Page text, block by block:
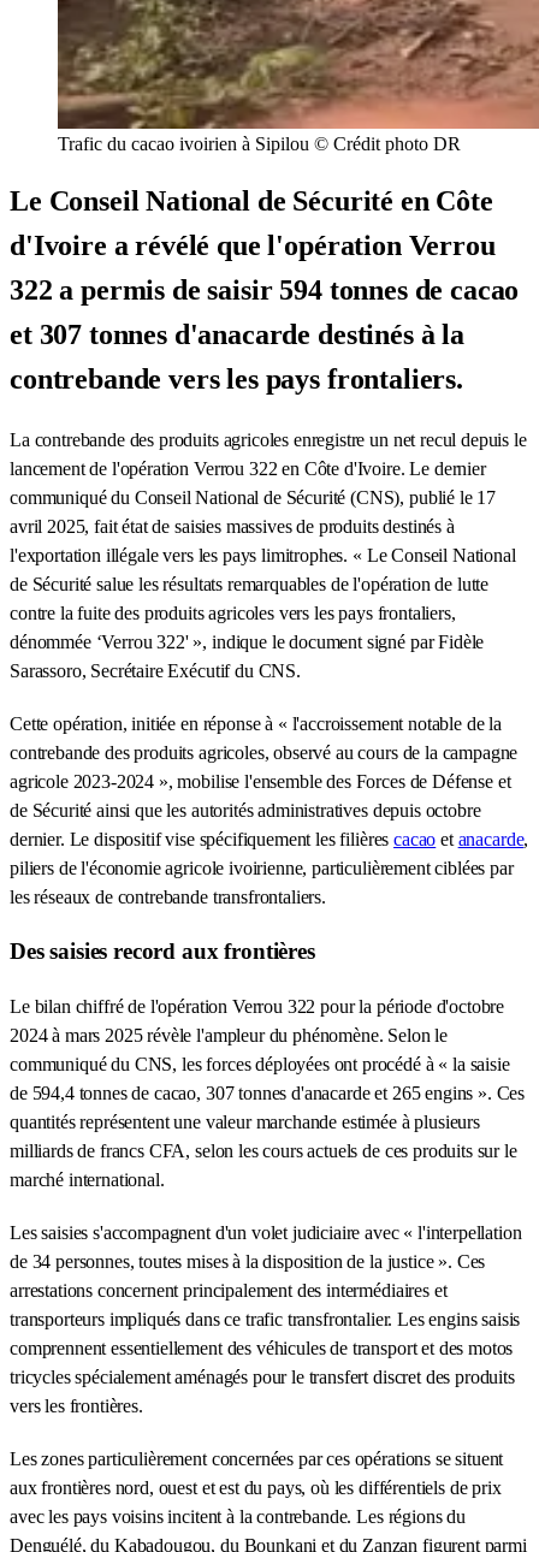
Trafic du cacao ivoirien à Sipilou © Crédit photo DR
Le Conseil National de Sécurité en Côte
d'Ivoire a révélé que l'opération Verrou
322 a permis de saisir 594 tonnes de cacao
et 307 tonnes d'anacarde destinés à la
contrebande vers les pays frontaliers.
La contrebande des produits agricoles enregistre un net recul depuis le
lancement de l'opération Verrou 322 en Côte d'Ivoire. Le dernier
communiqué du Conseil National de Sécurité (CNS), publié le 17
avril 2025, fait état de saisies massives de produits destinés à
l'exportation illégale vers les pays limitrophes. « Le Conseil National
de Sécurité salue les résultats remarquables de l'opération de lutte
contre la fuite des produits agricoles vers les pays frontaliers,
dénommée ‘Verrou 322' », indique le document signé par Fidèle
Sarassoro, Secrétaire Exécutif du CNS.
Cette opération, initiée en réponse à « l'accroissement notable de la
contrebande des produits agricoles, observé au cours de la campagne
agricole 2023-2024 », mobilise l'ensemble des Forces de Défense et
de Sécurité ainsi que les autorités administratives depuis octobre
dernier. Le dispositif vise spécifiquement les filièrescacao et anacarde,
piliers de l'économie agricole ivoirienne, particulièrement ciblées par
les réseaux de contrebande transfrontaliers.
Des saisies record aux frontières
Le bilan chiffré de l'opération Verrou 322 pour la période d'octobre
2024 à mars 2025 révèle l'ampleur du phénomène. Selon le
communiqué du CNS, les forces déployées ont procédé à « la saisie
de 594,4 tonnes de cacao, 307 tonnes d'anacarde et 265 engins ». Ces
quantités représentent une valeur marchande estimée à plusieurs
milliards de francs CFA, selon les cours actuels de ces produits sur le
marché international.
Les saisies s'accompagnent d'un volet judiciaire avec « l'interpellation
de 34 personnes, toutes mises à la disposition de la justice ». Ces
arrestations concernent principalement des intermédiaires et
transporteurs impliqués dans ce trafic transfrontalier. Les engins saisis
comprennent essentiellement des véhicules de transport et des motos
tricycles spécialement aménagés pour le transfert discret des produits
vers les frontières.
Les zones particulièrement concernées par ces opérations se situent
aux frontières nord, ouest et est du pays, où les différentiels de prix
avec les pays voisins incitent à la contrebande. Les régions du
Denguélé, du Kabadougou, du Bounkani et du Zanzan figurent parmi